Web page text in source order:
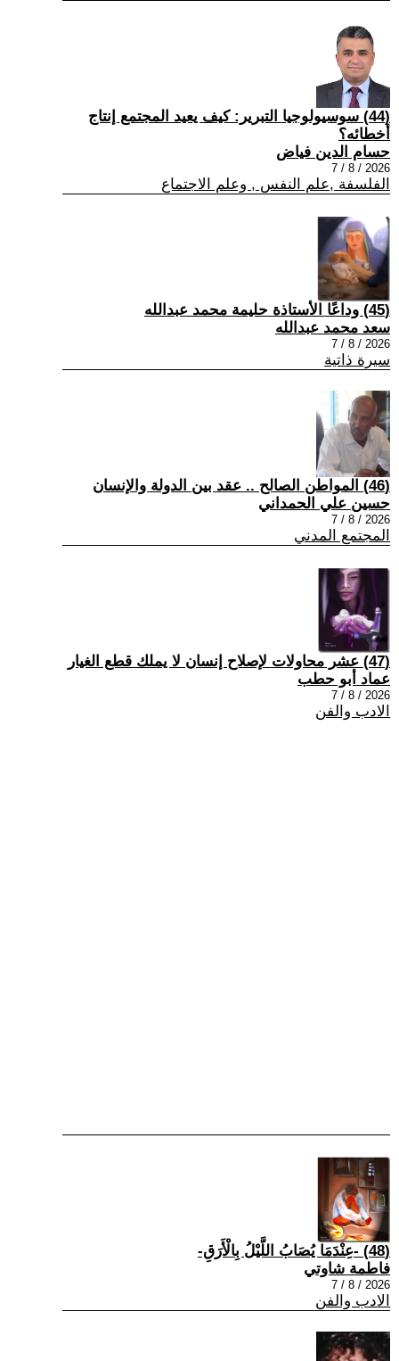
(44) سوسيولوجيا التبرير: كيف يعيد المجتمع إنتاج
أخطائه؟
حسام الدين فياض
2026 / 8 / 7
الفلسفة ,علم النفس , وعلم الاجتماع
(45) وداعًا الأستاذة حليمة محمد عبدالله
سعد محمد عبدالله
2026 / 8 / 7
سيرة ذاتية
(46) المواطن الصالح .. عقد بين الدولة والإنسان
حسين علي الحمداني
2026 / 8 / 7
المجتمع المدني
(47) عشر محاولات لإصلاح إنسان لا يملك قطع الغيار
عماد أبو حطب
2026 / 8 / 7
الادب والفن
(48) -عِنْدَمَا يُصَابُ اللَّيْلُ بِالْأَرَقِ-
فاطمة شاوتي
2026 / 8 / 7
الادب والفن